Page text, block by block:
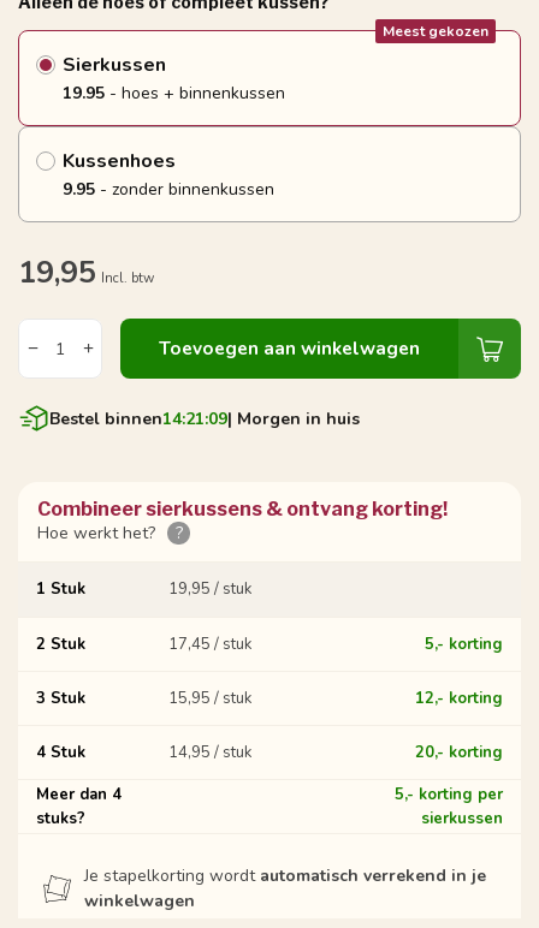
Sierkussen
Meest gekozen
19.95 - hoes + binnenkussen
Kussenhoes
9.95 - zonder binnenkussen
19,95 Incl. btw
Toevoegen aan winkelwagen
Bestel binnen14:21:09| Morgen in huis
Combineer sierkussens & ontvang korting!
Hoe werkt het?
?
1 Stuk 19,95 / stuk
2 Stuk 17,45 / stuk 5,- korting
3 Stuk 15,95 / stuk 12,- korting
4 Stuk 14,95 / stuk
20,- korting
Meer dan 4
stuks?
5,- korting per
sierkussen
Je stapelkorting wordt automatisch verrekend in je
winkelwagen